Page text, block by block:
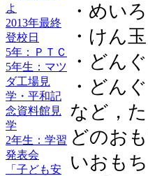
よ
2013年最終
登校日
5年：ＰＴＣ
5年生：マツ
ダ工場見
学・平和記
念資料館見
学
2年生：学習
発表会
「子ども安
・めいろ
・けん玉
・どん
・どん
など，
どのお
いおも